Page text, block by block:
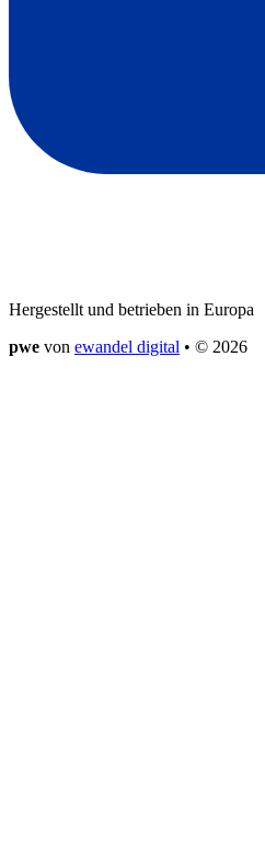
Hergestellt und betrieben in Europa
pwe von ewandel digital • © 2026